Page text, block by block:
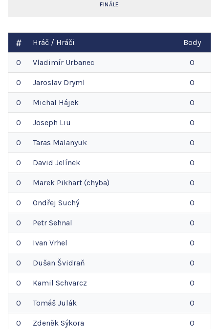
FINÁLE
Hráč / Hráči Body
0 Vladimír Urbanec 0
0 Jaroslav Dryml 0
0 Michal Hájek 0
0 Joseph Liu 0
0 Taras Malanyuk 0
0 David Jelínek 0
0 Marek Pikhart (chyba) 0
0 Ondřej Suchý 0
0 Petr Sehnal 0
0 Ivan Vrhel 0
0 Dušan Švidraň 0
0 Kamil Schvarcz 0
0 Tomáš Julák 0
0 Zdeněk Sýkora 0